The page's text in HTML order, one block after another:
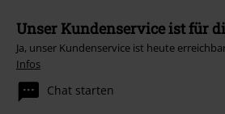
Unser Kundenservice ist für
Ja, unser Kundenservice ist heute
Infos
Chat starten